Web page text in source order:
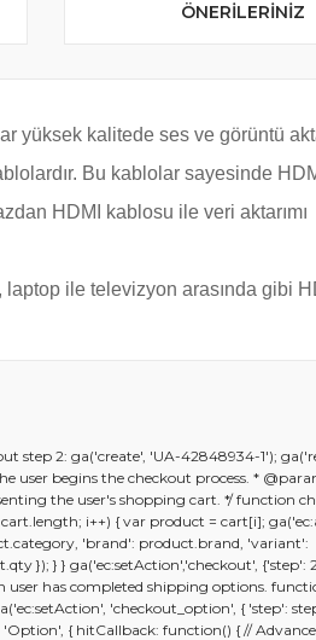
ÖNERILERINIZ
yüksek kalitede ses ve görüntü
Bu kablolar sayesinde HDMI
HDMI kablosu ile veri aktarımı
ile televizyon arasında gibi
Bu ürüne ilk yorumu siz yapın!
Yorum Yaz
yetersiz gördüğünüz noktaları
tarafımıza iletebilirsiniz.
önerileriniz için teşekkür ederiz.
kalitesiz, bozuk veya
step 2: ga('create', 'UA-42848934-1');
user begins the checkout process. *
the user's shopping cart. */ function
i++) { var product = cart[i];
'brand': product.brand, 'variant':
}); } } ga('ec:setAction','checkout', {'step':
has completed shipping options.
'checkout_option', { 'step':
{ hitCallback: function() { //